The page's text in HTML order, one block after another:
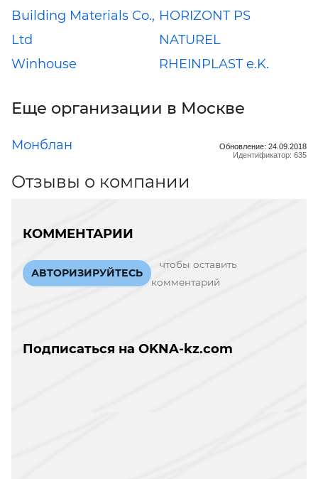
Building Materials Co.,
Ltd
HORIZONT PS
NATUREL
Winhouse
RHEINPLAST e.K.
Еще организации в Москве
Монблан
Обновление: 24.09.2018
Идентификатор: 635
Отзывы о компании
КОММЕНТАРИИ
АВТОРИЗИРУЙТЕСЬ
чтобы оставить
комментарий
Подписаться на OKNA-kz.com